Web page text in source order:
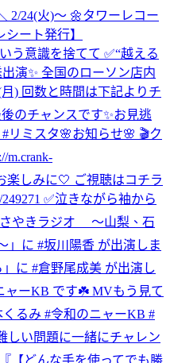
2/24(火)～ 🌼タワーレコー
ート発行】
う意識を捨てて ✅“越える
演✨ 全国のローソン店内
) 回数と時間は下記よりチ
のチャンスです✨お見逃
リミスタ🌸お知らせ🌸 🎬ク
楽しみに🤍 ご視聴はコチラ
✅泣きながら袖から
さやきラジオ ～山梨、石
」に #坂川陽香 が出演しま
に #倉野尾成美 が出演し
ャーKB です☘️ MVもう見て
るみ #令和のニャーKB #
しい問題に一緒にチャレン
【どんな手を使ってでも勝